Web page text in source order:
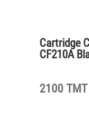
Cartridge
CF210A
2100 TMT